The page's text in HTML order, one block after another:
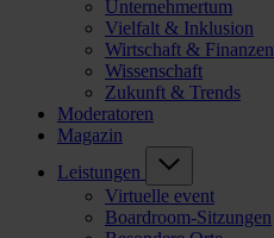
Unternehmertum
Vielfalt & Inklusion
Wirtschaft & Finanzen
Wissenschaft
Zukunft & Trends
Moderatoren
Magazin
Leistungen
Virtuelle event
Boardroom-Sitzungen